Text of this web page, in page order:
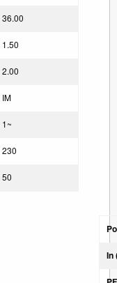
36.00
1.50
2.00
IM
1~
230
50
In